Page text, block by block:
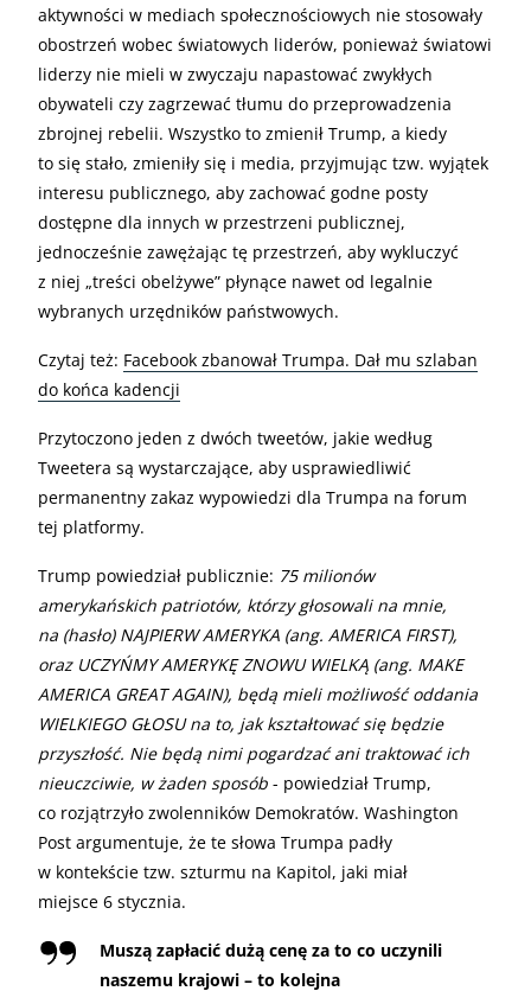
aktywności w mediach społecznościowych nie stosowały
obostrzeń wobec światowych liderów, ponieważ światowi
liderzy nie mieli w zwyczaju napastować zwykłych
obywateli czy zagrzewać tłumu do przeprowadzenia
zbrojnej rebelii. Wszystko to zmienił Trump, a kiedy
to się stało, zmieniły się i media, przyjmując tzw. wyjątek
interesu publicznego, aby zachować godne posty
dostępne dla innych w przestrzeni publicznej,
jednocześnie zawężając tę przestrzeń, aby wykluczyć
z niej „treści obelżywe” płynące nawet od legalnie
wybranych urzędników państwowych.
Czytaj też: Facebook zbanował Trumpa. Dał mu szlaban
do końca kadencji
Przytoczono jeden z dwóch tweetów, jakie według
Tweetera są wystarczające, aby usprawiedliwić
permanentny zakaz wypowiedzi dla Trumpa na forum
tej platformy.
Trump powiedział publicznie: 75 milionów
amerykańskich patriotów, którzy głosowali na mnie,
na (hasło) NAJPIERW AMERYKA (ang. AMERICA FIRST),
oraz UCZYŃMY AMERYKĘ ZNOWU WIELKĄ (ang. MAKE
AMERICA GREAT AGAIN), będą mieli możliwość oddania
WIELKIEGO GŁOSU na to, jak kształtować się będzie
przyszłość. Nie będą nimi pogardzać ani traktować ich
nieuczciwie, w żaden sposób - powiedział Trump,
co rozjątrzyło zwolenników Demokratów. Washington
Post argumentuje, że te słowa Trumpa padły
w kontekście tzw. szturmu na Kapitol, jaki miał
miejsce 6 stycznia.
Muszą zapłacić dużą cenę za to co uczynili
naszemu krajowi – to kolejna